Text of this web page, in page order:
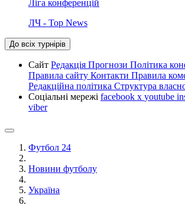
Ліга конференцій
ЛЧ - Top News
До всіх турнірів
Сайт Редакція Прогнози Політика
Правила сайту Контакти Правила
Редакційна політика Структура
Соціальні мережі facebook x youtube
viber
Футбол 24
Новини футболу
Україна